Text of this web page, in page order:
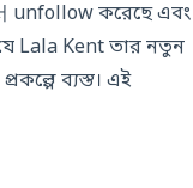
unfollow করেছে এবং
Lala Kent তার নতুন
ব্যস্ত। এই